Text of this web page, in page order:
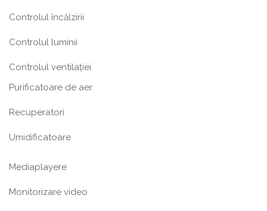
Controlul încălzirii
Controlul luminii
Controlul ventilației
Purificatoare de aer
Recuperatori
Umidificatoare
Mediaplayere
Monitorizare video